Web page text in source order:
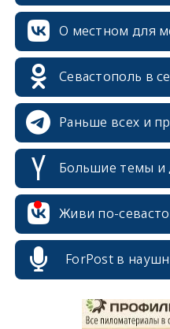
О местном для
Севастополь в
Раньше всех и
Большие темы и
Живи по-
ForPost в